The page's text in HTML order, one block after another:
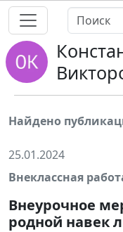
Найдено
25.01.2024
Внеклассная
Внеурочное
родной навек